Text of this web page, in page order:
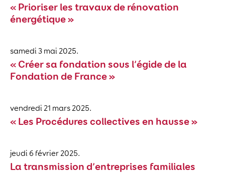
« Prioriser les travaux de rénovation
énergétique »
samedi 3 mai 2025.
« Créer sa fondation sous l’égide de la
Fondation de France »
vendredi 21 mars 2025.
« Les Procédures collectives en hausse »
jeudi 6 février 2025.
La transmission d’entreprises familiales